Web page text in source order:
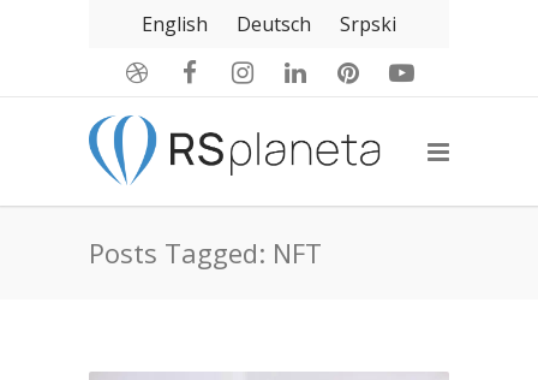
English Deutsch Srpski
Posts Tagged: NFT